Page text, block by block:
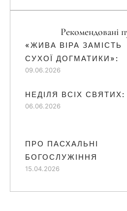
Рекомендовані
«ЖИВА ВІРА ЗАМІСТЬ
СУХОЇ ДОГМАТИКИ»:
09.06.2026
НЕДІЛЯ ВСІХ СВЯТИХ:
06.06.2026
ПРО ПАСХАЛЬНІ
БОГОСЛУЖІННЯ
15.04.2026